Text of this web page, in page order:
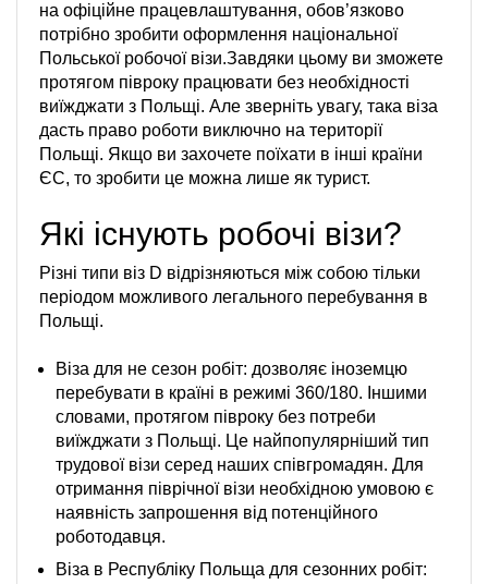
на офіційне працевлаштування, обов’язково
потрібно зробити оформлення національної
Польської робочої візи.Завдяки цьому ви зможете
протягом півроку працювати без необхідності
виїжджати з Польщі. Але зверніть увагу, така віза
дасть право роботи виключно на території
Польщі. Якщо ви захочете поїхати в інші країни
ЄС, то зробити це можна лише як турист.
Які існують робочі візи?
Різні типи віз D відрізняються між собою тільки
періодом можливого легального перебування в
Польщі.
Віза для не сезон робіт: дозволяє іноземцю
перебувати в країні в режимі 360/180. Іншими
словами, протягом півроку без потреби
виїжджати з Польщі. Це найпопулярніший тип
трудової візи серед наших співгромадян. Для
отримання піврічної візи необхідною умовою є
наявність запрошення від потенційного
роботодавця.
Віза в Республіку Польща для сезонних робіт: